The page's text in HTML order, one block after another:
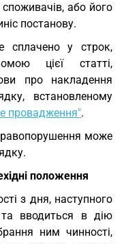
або його
постанову.
у строк,
цієї статті,
про накладення
встановленому
провадження".
може
положення
з дня, наступного
вводиться в дію
ним чинності,